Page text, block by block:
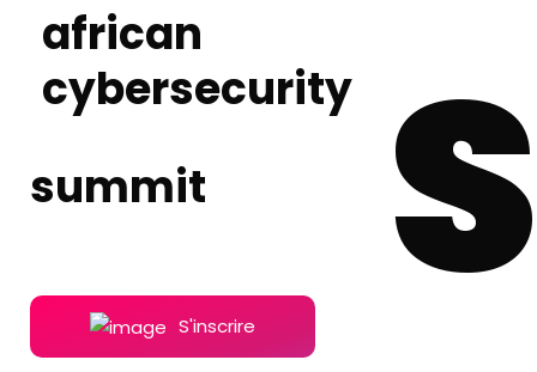
african
cybersecurity
summit
S'inscrire